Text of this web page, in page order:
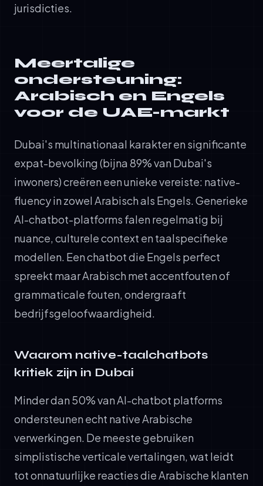
jurisdicties.
Meertalige
ondersteuning:
Arabisch en Engels
voor de UAE-markt
Dubai's multinationaal karakter en significante
expat-bevolking (bijna 89% van Dubai's
inwoners) creëren een unieke vereiste: native-
fluency in zowel Arabisch als Engels. Generieke
AI-chatbot-platforms falen regelmatig bij
nuance, culturele context en taalspecifieke
modellen. Een chatbot die Engels perfect
spreekt maar Arabisch met accentfouten of
grammaticale fouten, ondergraaft
bedrijfsgeloofwaardigheid.
Waarom native-taalchatbots
kritiek zijn in Dubai
Minder dan 50% van AI-chatbot platforms
ondersteunen echt native Arabische
verwerkingen. De meeste gebruiken
simplistische verticale vertalingen, wat leidt
tot onnatuurlijke reacties die Arabische klanten